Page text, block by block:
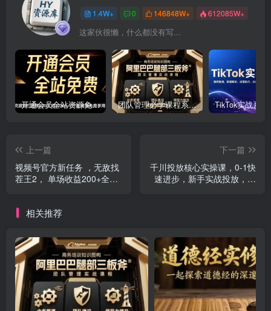
1.4W+ 0 146848W+ 612085W+
这家伙很懒，什么都没有写...
开通会员全站资源免费下载 开通VIP会员 HY资源库 团队管理必学课程系列，阿里巴巴“腿部三板斧”
上一篇
视频号官方新任务 ，无敌找
茬王2， 单场收益200+全民
下一篇
千川投放核心实操课，0-1快
速进步，新手实战投放，不
相关推荐